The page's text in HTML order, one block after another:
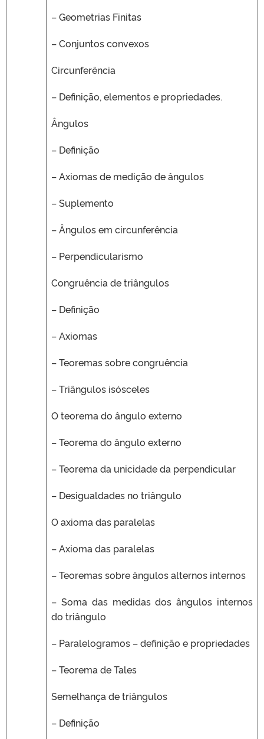
– Geometrias Finitas
– Conjuntos convexos
Circunferência
– Definição, elementos e propriedades.
Ângulos
– Definição
– Axiomas de medição de ângulos
– Suplemento
– Ângulos em circunferência
– Perpendicularismo
Congruência de triângulos
– Definição
– Axiomas
– Teoremas sobre congruência
– Triângulos isósceles
O teorema do ângulo externo
– Teorema do ângulo externo
– Teorema da unicidade da perpendicular
– Desigualdades no triângulo
O axioma das paralelas
– Axioma das paralelas
– Teoremas sobre ângulos alternos internos
– Soma das medidas dos ângulos internos
do triângulo
– Paralelogramos – definição e propriedades
– Teorema de Tales
Semelhança de triângulos
– Definição